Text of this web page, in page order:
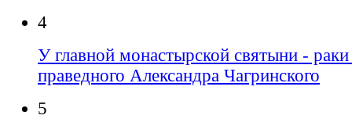
4
У главной монастырской святыни -
праведного Александра Чагринского
5